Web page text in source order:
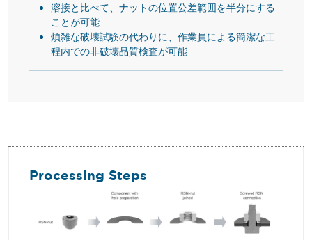
溶接と比べて、ナットの位置公差範囲を半分にする
ことが可能
煩雑な破壊試験の代わりに、作業員による簡潔な工
程内での非破壊品質検査が可能
Processing Steps